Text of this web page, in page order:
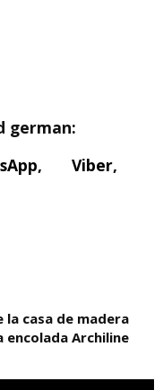
german:
, Viber,
la casa de madera
encolada Archiline